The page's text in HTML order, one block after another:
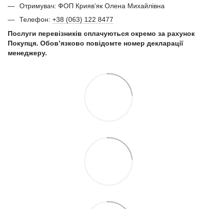
Отримувач: ФОП Криявʼяк Олена Михайлівна
Телефон: +38 (063) 122 8477
Послуги перевізників сплачуються окремо за рахунок
Покупця. Обов’язково повідомте номер декларації
менеджеру.